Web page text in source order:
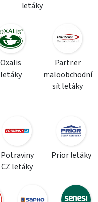
letáky
Oxalis
letáky
Partner
maloobchodní
síť letáky
Potraviny
CZ letáky
Prior letáky